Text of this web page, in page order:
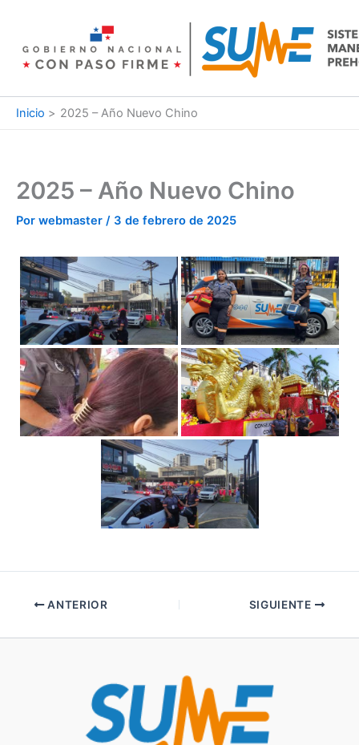
contenido
Inicio 2025 – Año Nuevo Chino
2025 – Año Nuevo Chino
Por webmaster / 3 de febrero de 2025
ANTERIOR SIGUIENTE